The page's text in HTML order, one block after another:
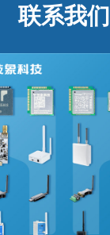
联系我们